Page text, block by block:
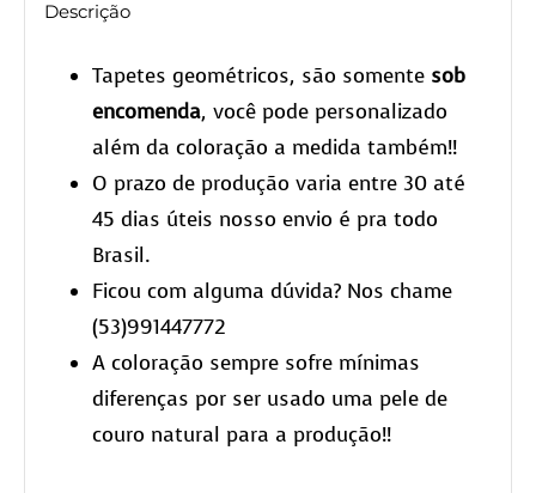
Descrição
Tapetes geométricos, são somente sob
encomenda, você pode personalizado
além da coloração a medida também!!
O prazo de produção varia entre 30 até
45 dias úteis nosso envio é pra todo
Brasil.
Ficou com alguma dúvida? Nos chame
(53)991447772
A coloração sempre sofre mínimas
diferenças por ser usado uma pele de
couro natural para a produção!!